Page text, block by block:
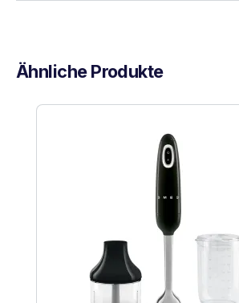
Ähnliche Produkte
Produktgalerie überspringen